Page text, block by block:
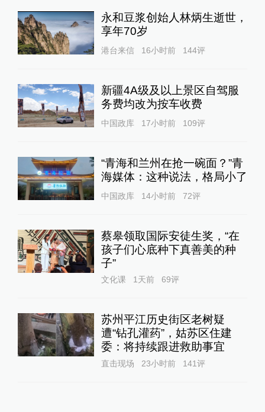
永和豆浆创始人林炳生逝世，
享年70岁
港台来信 16小时前 144评
新疆4A级及以上景区自驾服
务费均改为按车收费
中国政库 17小时前 109评
“青海和兰州在抢一碗面？”青
海媒体：这种说法，格局小了
中国政库 14小时前 72评
蔡皋领取国际安徒生奖，“在
孩子们心底种下真善美的种
子”
文化课 1天前 69评
苏州平江历史街区老树疑
遭“钻孔灌药”，姑苏区住建
委：将持续跟进救助事宜
直击现场 23小时前 141评